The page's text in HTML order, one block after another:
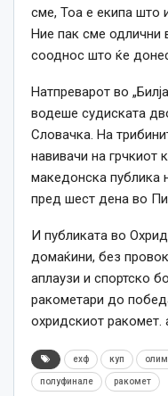
сме, Тоа е екипа што
Ние пак сме одлични
сооднос што ќе
Натпреварот во
водеше судиската
Словачка. На
навивачи на грчкиот
македонска публика
пред шест дена во
И публиката во
домаќини, без
аплаузи и спортско
ракометари до
охридскиот ракомет.
ехф куп
полуфинале ракомет